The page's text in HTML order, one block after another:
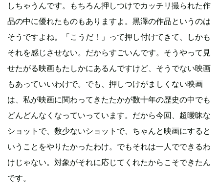
しちゃうんです。もちろん押しつけでカッチリ撮られた作
品の中に優れたものもありますよ。黒澤の作品というのは
そうですよね。「こうだ！」って押し付けてきて、しかも
それを感じさせない。だからすごいんです。そうやって見
せたがる映画もたしかにあるんですけど、そうでない映画
もあっていいわけで。でも、押しつけがましくない映画
は、私が映画に関わってきたたかが数十年の歴史の中でも
どんどんなくなっていっています。だから今回、超曖昧な
ショットで、数少ないショットで、ちゃんと映画にすると
いうことをやりたかったわけ。でもそれは一人でできるわ
けじゃない。対象がそれに応じてくれたからこそできたん
です。